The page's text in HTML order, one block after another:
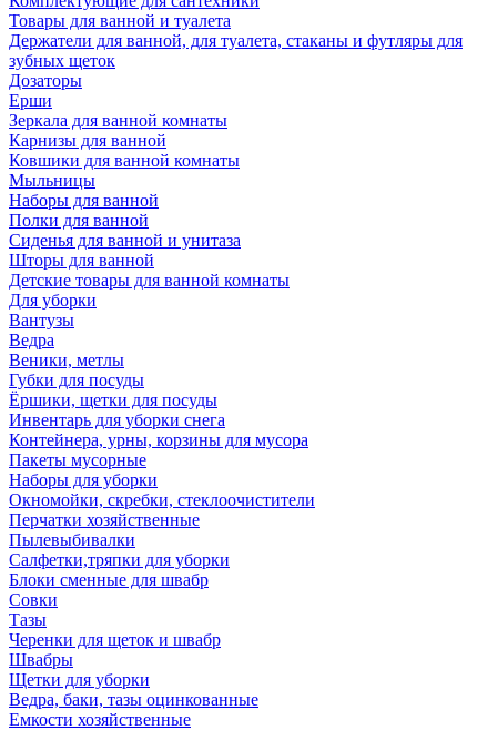
Товары для ванной и туалета
Держатели для ванной, для туалета, стаканы и футляры для
зубных щеток
Дозаторы
Ерши
Зеркала для ванной комнаты
Карнизы для ванной
Ковшики для ванной комнаты
Мыльницы
Наборы для ванной
Полки для ванной
Сиденья для ванной и унитаза
Шторы для ванной
Детские товары для ванной комнаты
Для уборки
Вантузы
Ведра
Веники, метлы
Губки для посуды
Ёршики, щетки для посуды
Инвентарь для уборки снега
Контейнера, урны, корзины для мусора
Пакеты мусорные
Наборы для уборки
Окномойки, скребки, стеклоочистители
Перчатки хозяйственные
Пылевыбивалки
Салфетки,тряпки для уборки
Блоки сменные для швабр
Совки
Тазы
Черенки для щеток и швабр
Швабры
Щетки для уборки
Ведра, баки, тазы оцинкованные
Емкости хозяйственные